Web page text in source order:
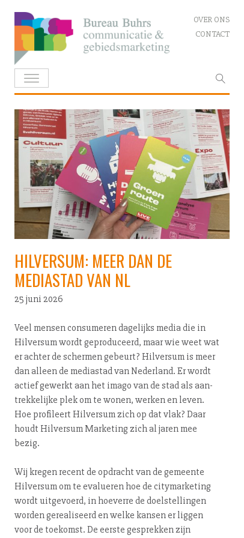
Skip
to
content
OVER ONS
CONTACT
HILVERSUM: MEER DAN DE
MEDIASTAD VAN NL
25 juni 2026
Veel mensen consumeren dagelijks media die in
Hilversum wordt ge­pro­du­ceerd, maar wie weet wat
er achter de schermen gebeurt? Hilversum is meer
dan alleen de mediastad van Nederland. Er wordt
actief gewerkt aan het imago van de stad als aan­
trek­ke­lij­ke plek om te wonen, werken en leven.
Hoe profileert Hilversum zich op dat vlak? Daar
houdt Hilversum Marketing zich al jaren mee
bezig.
Wij kregen recent de opdracht van de gemeente
Hilversum om te evalueren hoe de ci­ty­mar­ke­ting
wordt uitgevoerd, in hoeverre de doel­stel­lin­gen
worden ge­re­a­li­seerd en welke kansen er liggen
voor de toekomst. De eerste gesprekken zijn